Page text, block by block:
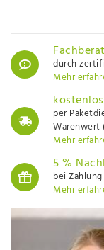
durch
Mehr
per
Warenwert
Mehr
5 %
bei
Mehr